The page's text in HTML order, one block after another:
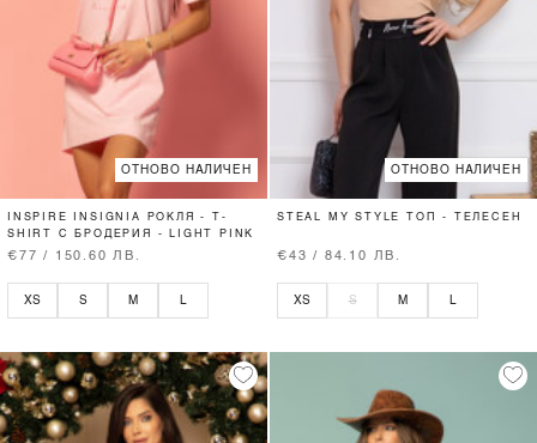
ОТНОВО НАЛИЧЕН
INSPIRE INSIGNIA РОКЛЯ - T-
SHIRT С БРОДЕРИЯ - LIGHT PINK
€77 / 150.60 ЛВ.
XS S M
ОТНОВО НАЛИЧЕН
STEAL MY STYLE ТОП - ТЕЛЕСЕН
€43 / 84.10 ЛВ.
XS S M